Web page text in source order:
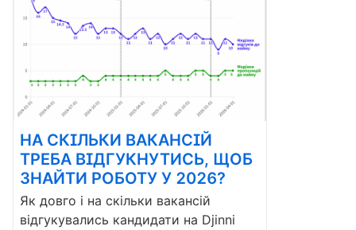
НА СКІЛЬКИ ВАКАНСІЙ
ТРЕБА ВІДГУКНУТИСЬ, ЩОБ
ЗНАЙТИ РОБОТУ У 2026?
Як довго і на скільки вакансій
відгукувались кандидати на Djinni